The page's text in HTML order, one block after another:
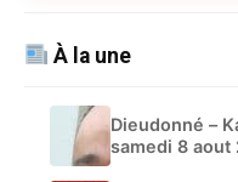
À la une
Dieudonné –
samedi 8 aout